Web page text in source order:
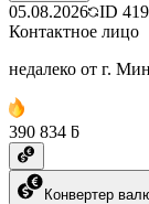
05.08.2026 ID
Контактное лицо
недалеко от г.
390 834 ƃ
Конвертер